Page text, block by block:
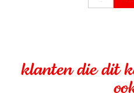
klanten die dit kochten, kochten